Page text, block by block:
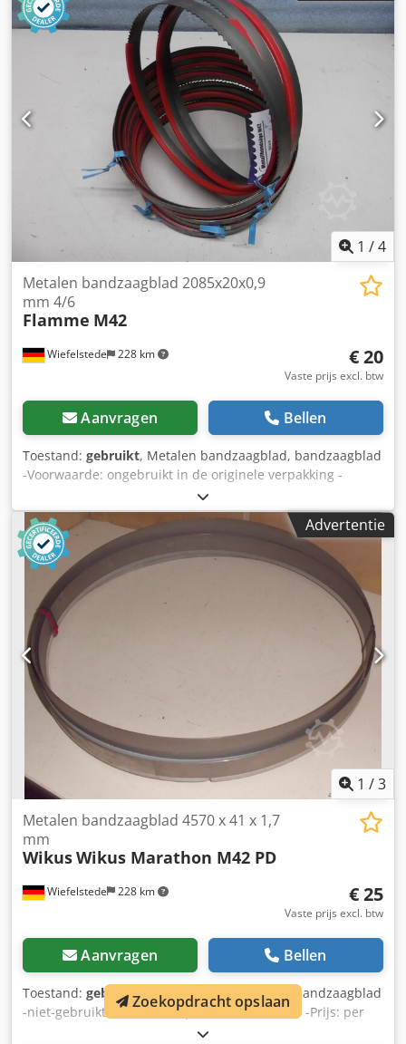
1 /4
Wiefelstede 228 km
Metalen bandzaagblad 2085x20x0,9
mm 4/6
Flamme M42
€ 20
Vaste prijs excl. btw
Aanvragen Bellen
Toestand: gebruikt, Metalen bandzaagblad, bandzaagblad
-Voorwaarde: ongebruikt in de originele verpakking -
Aantal: 5x platen beschikbaar Dwsdocud I Njpfx Abaoa -
Prijs: per stuk -Vertanding: 4/6 -Maten: 2085 x 20 x 0,9 mm
Advertentie
1 /3
Wiefelstede 228 km
Metalen bandzaagblad 4570 x 41 x 1,7
mm
WikusWikus Marathon M42 PD
€ 25
Vaste prijs excl. btw
Aanvragen Bellen
Toestand: gebruikt, Metalen bandzaagblad, bandzaagblad
-niet-gebruikte -Aantal: 7x platen beschikbaar -Prijs: per
stuk -Vertanding: 6/8 Dwsdpsb A S Dcefx Abasa -Maten:
Zoekopdracht opslaan